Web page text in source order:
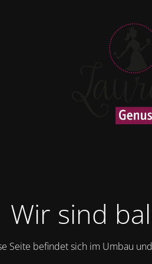
Wir sind
Seite befindet sich im Umbau